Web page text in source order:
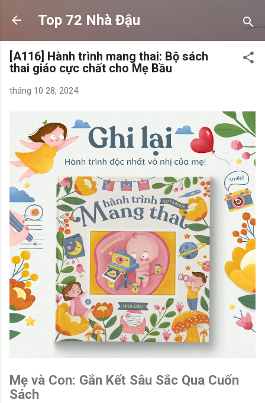
Chuyển đến nội dung chính
Top 72 Nhà Đậu
[A116] Hành trình mang thai: Bộ sách
thai giáo cực chất cho Mẹ Bầu
tháng 10 28, 2024
Mẹ và Con: Gắn Kết Sâu Sắc Qua Cuốn
Sách